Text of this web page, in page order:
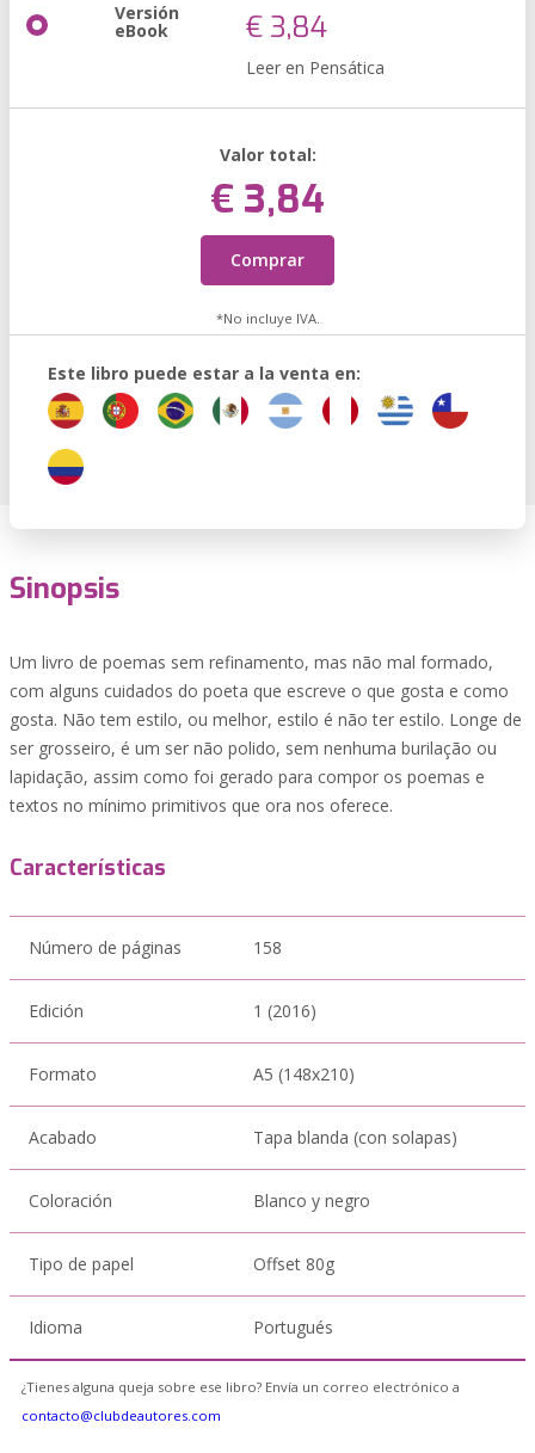
Versión
eBook € 3,84
Leer en Pensática
Valor total:
€ 3,84
Comprar
*No incluye IVA.
Este libro puede estar a la venta en:
Sinopsis
Um livro de poemas sem refinamento, mas não mal formado,
com alguns cuidados do poeta que escreve o que gosta e como
gosta. Não tem estilo, ou melhor, estilo é não ter estilo. Longe de
ser grosseiro, é um ser não polido, sem nenhuma burilação ou
lapidação, assim como foi gerado para compor os poemas e
textos no mínimo primitivos que ora nos oferece.
Características
Número de páginas 158
Edición 1 (2016)
Formato A5 (148x210)
Acabado Tapa blanda (con solapas)
Coloración Blanco y negro
Tipo de papel Offset 80g
Idioma Portugués
¿Tienes alguna queja sobre ese libro? Envía un correo electrónico a
contacto@clubdeautores.com